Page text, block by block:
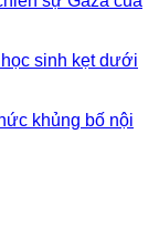
sinh kẹt dưới
khủng bố nội